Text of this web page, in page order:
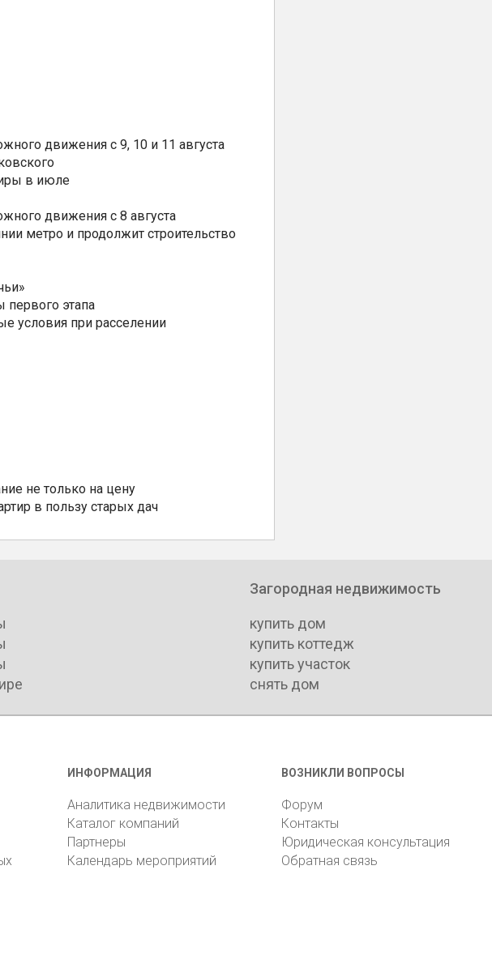
движения с 9, 10 и 11 августа
в июле
движения с 8 августа
метро и продолжит строительство
этапа
условия при расселении
не только на цену
в пользу старых дач
Загородная недвижимость
купить дом
купить коттедж
купить участок
снять дом
ИНФОРМАЦИЯ
Аналитика недвижимости
Каталог компаний
Партнеры
Календарь мероприятий
ВОЗНИКЛИ ВОПРОСЫ
Форум
Контакты
Юридическая консультация
Обратная связь